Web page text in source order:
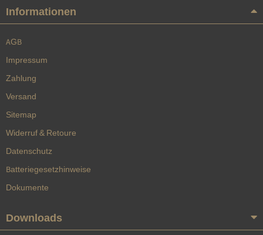
Informationen
AGB
Impressum
Zahlung
Versand
Sitemap
Widerruf & Retoure
Datenschutz
Batteriegesetzhinweise
Dokumente
Downloads